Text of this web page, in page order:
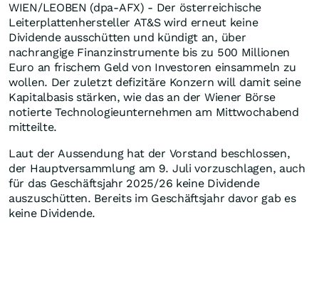
WIEN/LEOBEN (dpa-AFX) - Der österreichische
Leiterplattenhersteller AT&S wird erneut keine
Dividende ausschütten und kündigt an, über
nachrangige Finanzinstrumente bis zu 500 Millionen
Euro an frischem Geld von Investoren einsammeln zu
wollen. Der zuletzt defizitäre Konzern will damit seine
Kapitalbasis stärken, wie das an der Wiener Börse
notierte Technologieunternehmen am Mittwochabend
mitteilte.
Laut der Aussendung hat der Vorstand beschlossen,
der Hauptversammlung am 9. Juli vorzuschlagen, auch
für das Geschäftsjahr 2025/26 keine Dividende
auszuschütten. Bereits im Geschäftsjahr davor gab es
keine Dividende.